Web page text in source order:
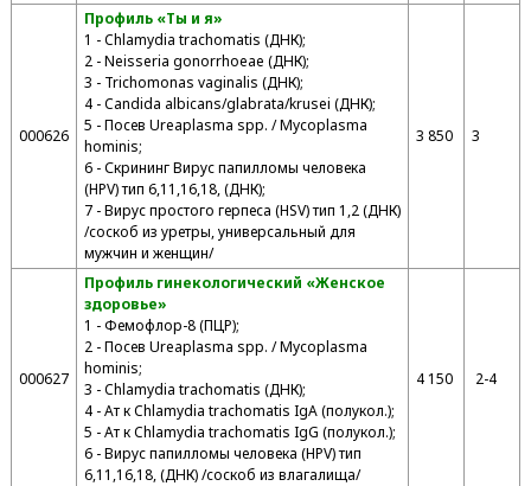
000626
Профиль «Ты и я»
1 - Chlamydia trachomatis (ДНК);
2 - Neisseria gonorrhoeae (ДНК);
3 - Trichomonas vaginalis (ДНК);
4 - Candida albicans/glabrata/krusei (ДНК);
5 - Посев Ureaplasma spp. / Mycoplasma
hominis;
6 - Скрининг Вирус папилломы человека
(HPV) тип 6,11,16,18, (ДНК);
7 - Вирус простого герпеса (HSV) тип 1,2 (ДНК)
/соскоб из уретры, универсальный для
мужчин и женщин/
3 850 3
000627
Профиль гинекологический «Женское
здоровье»
1 - Фемофлор-8 (ПЦР);
2 - Посев Ureaplasma spp. / Mycoplasma
hominis;
3 - Chlamydia trachomatis (ДНК);
4 - Ат к Chlamydia trachomatis IgA (полукол.);
5 - Ат к Chlamydia trachomatis IgG (полукол.);
6 - Вирус папилломы человека (HPV) тип
6,11,16,18, (ДНК) /соскоб из влагалища/
4 150 2-4